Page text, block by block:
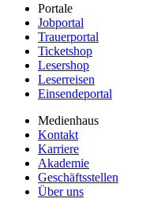
Portale
Jobportal
Trauerportal
Ticketshop
Lesershop
Leserreisen
Einsendeportal
Medienhaus
Kontakt
Karriere
Akademie
Geschäftsstellen
Über uns